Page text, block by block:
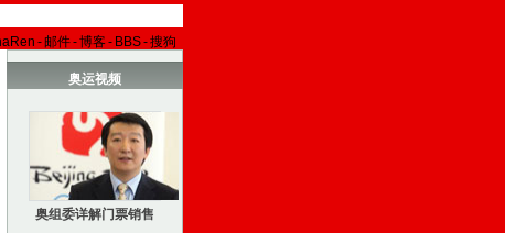
-邮件-博客- BBS-搜狗
奥运视频
奥组委详解门票销售